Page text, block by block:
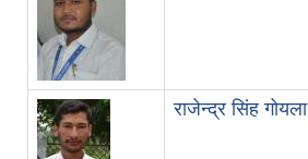
राजेन्द्र सिंह गोयला